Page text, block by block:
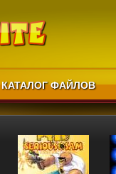
КАТАЛОГ ФАЙЛОВ